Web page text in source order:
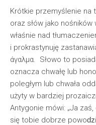
Krótkie przemyślenie na
oraz słów jako
właśnie nad
i prokrastynuję
άγαλμα. Słowo to
oznacza chwałę lub
poległym lub chwała
użyty w bardziej
Antygonie mówi: „Ja
się tobie dobrze